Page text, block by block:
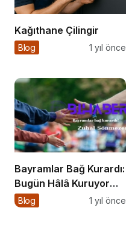
Kağıthane Çilingir
Blog 1 yıl önce
Bayramlar Bağ Kurardı:
Bugün Hâlâ Kuruyor
mu?
Blog 1 yıl önce